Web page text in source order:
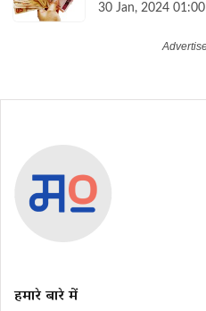
30 Jan, 2024 01:00
हमारे बारे में